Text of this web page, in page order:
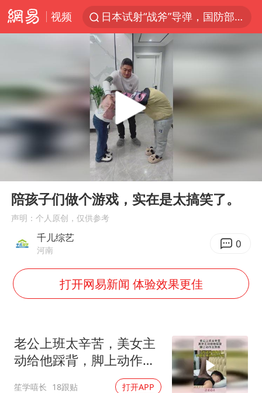
视频
日本试射“战斧”导弹，国防部回应
台风白海豚中心风力增强
向鹏0-3不敌张本智和
百花奖开幕式
四川宜宾高县4.9级地震致1死
山东一元代青花杯离奇失踪
“新疆阿勒泰八月能滑雪”不实
刘国正说向鹏打得很窝囊
我国外贸延续良好增长态势
国防部：中国军队坚决反制任何闹海挑衅图谋
宇树科技中一签需缴款7.54万元
今日立秋你咬秋了吗
夯实基础开新局
Play
00:00 00:11
陪孩子们做个游戏，实在是太搞笑了。
声明：个人原创，仅供参考
千儿综艺
河南 0
打开网易新闻 体验效果更佳
老公上班太辛苦，美女主
动给他踩背，脚上动作太
笙学嘻长 18跟贴 打开APP